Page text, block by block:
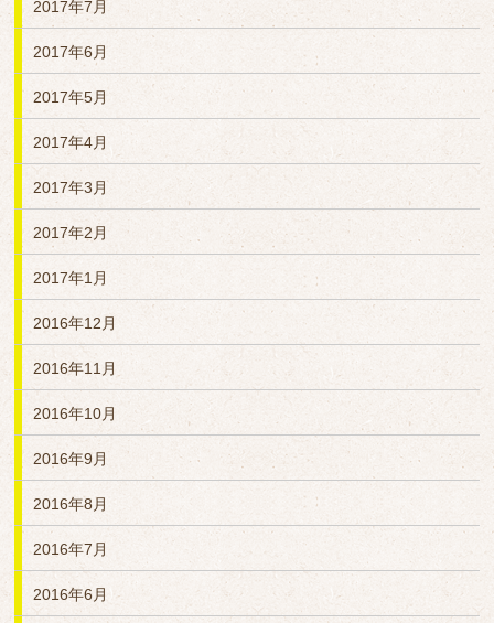
2017年7月
2017年6月
2017年5月
2017年4月
2017年3月
2017年2月
2017年1月
2016年12月
2016年11月
2016年10月
2016年9月
2016年8月
2016年7月
2016年6月